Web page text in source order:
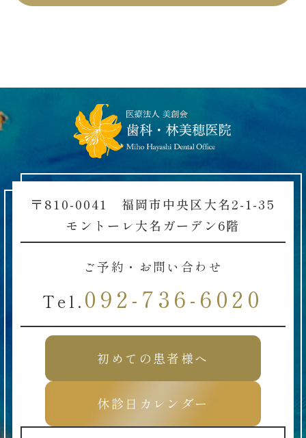
〒810-0041 福岡市中央区大名2-1-35
モントーレ大名ガーデン6階
ご予約・お問い合わせ
Tel. 092-736-6020
初めての患者様へ
休診日カレンダー